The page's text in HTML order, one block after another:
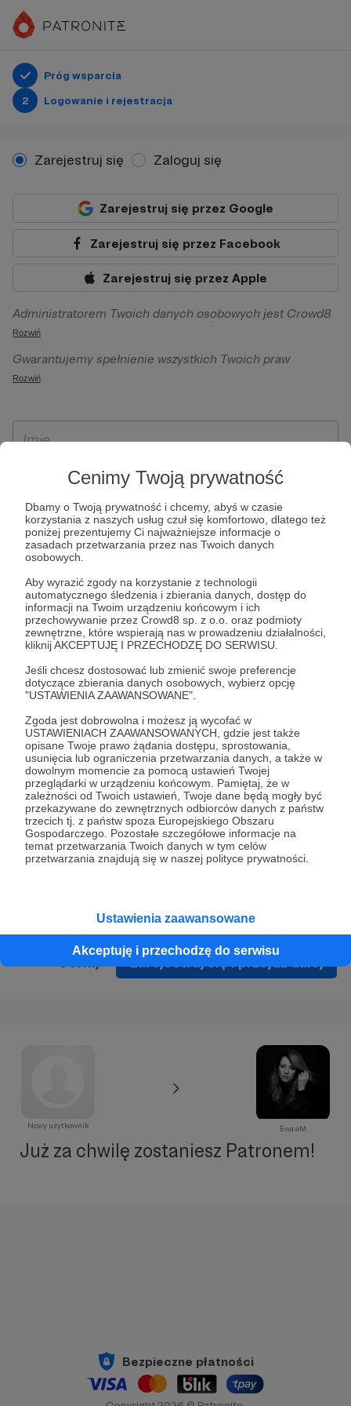
Cenimy Twoją prywatność
Dbamy o Twoją prywatność i chcemy, abyś w czasie
korzystania z naszych usług czuł się komfortowo, dlatego też
poniżej prezentujemy Ci najważniejsze informacje o
zasadach przetwarzania przez nas Twoich danych
osobowych.
Aby wyrazić zgody na korzystanie z technologii
automatycznego śledzenia i zbierania danych, dostęp do
informacji na Twoim urządzeniu końcowym i ich
przechowywanie przez Crowd8 sp. z o.o. oraz podmioty
zewnętrzne, które wspierają nas w prowadzeniu działalności,
kliknij AKCEPTUJĘ I PRZECHODZĘ DO SERWISU.
Jeśli chcesz dostosować lub zmienić swoje preferencje
dotyczące zbierania danych osobowych, wybierz opcję
"USTAWIENIA ZAAWANSOWANE".
Zgoda jest dobrowolna i możesz ją wycofać w
USTAWIENIACH ZAAWANSOWANYCH, gdzie jest także
opisane Twoje prawo żądania dostępu, sprostowania,
usunięcia lub ograniczenia przetwarzania danych, a także w
dowolnym momencie za pomocą ustawień Twojej
przeglądarki w urządzeniu końcowym. Pamiętaj, że w
zależności od Twoich ustawień, Twoje dane będą mogły być
przekazywane do zewnętrznych odbiorców danych z państw
trzecich tj. z państw spoza Europejskiego Obszaru
Gospodarczego. Pozostałe szczegółowe informacje na
temat przetwarzania Twoich danych w tym celów
przetwarzania znajdują się w naszej polityce prywatności.
Ustawienia zaawansowane
Akceptuję i przechodzę do serwisu
Próg wsparcia
2
Logowanie i rejestracja
Zarejestruj się Zaloguj się
Zarejestruj się przez Google
Zarejestruj się przez Facebook
Zarejestruj się przez Apple
Administratorem Twoich danych osobowych jest Crowd8
sp. z o.o. z siedziba w Warszawie, ul. Żwirki i Wigury 16, 02-
092 Warszawa. Twoje dane osobowe będą przetwarzane w
szczególności w celu wykonania umowy zawartej z Tobą, w
Patronite.pl, w tym możliwości dokonywania oraz
otrzymywania wsparcia na naszej platformie oraz
Rozwiń
Gwarantujemy spełnienie wszystkich Twoich praw
wynikających z ogólnego rozporządzenia o ochronie
ich przenoszenia, niepodlegania zautomatyzowanemu
wyrażenia sprzeciwu wobec przetwarzania Twoich danych
osobowych. Rejestracja dla osób niepełnoletnich możliwa
jest po przekazaniu podpisanego formularza "Zgodna na
założenie konta przez osobę niepełnoletnią", formularz
dostępny jest na stronie regulaminu Patronite.pl.
Rozwiń
* Zapoznałem się i akceptujęRegulaminserwisu oraz
* Wyrażam zgodę na przetwarzanie moich danych
osobowych podanych w formularzu rejestracyjnym w celu
prawidłowego świadczenia usług serwisu Patronite.
Wyrażam zgodę na otrzymywanie drogą elektroniczną
informacji handlowych - newslettera. Opcja ta może zostać
zmieniona w ustawieniach konta.
Zarejestruj się i przejdź dalej
Nowy użytkownik Ewa eM
Już za chwilę zostaniesz Patronem!
Bezpieczne płatności